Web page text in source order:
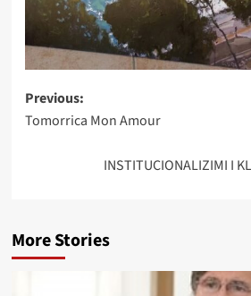
Post
navigation
Previous:
Tomorrica Mon Amour
INSTITUCIONALIZIMI I
More Stories